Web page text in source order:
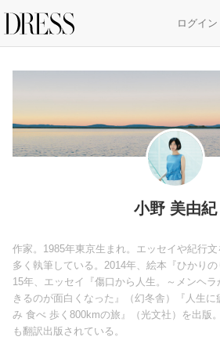
ログイン
特集記事
ライフスタイル
ファッション
恋愛/結婚/離婚
小野 美由紀
作家。1985年東京生まれ。エッセイや紀行
多く執筆している。2014年、絵本『ひかりの
15年、エッセイ『傷口から人生。～メンヘ
きるのが面白くなった』（幻冬舎）『人生
み 食べ 歩く800kmの旅』（光文社）を出版
も翻訳出版されている。